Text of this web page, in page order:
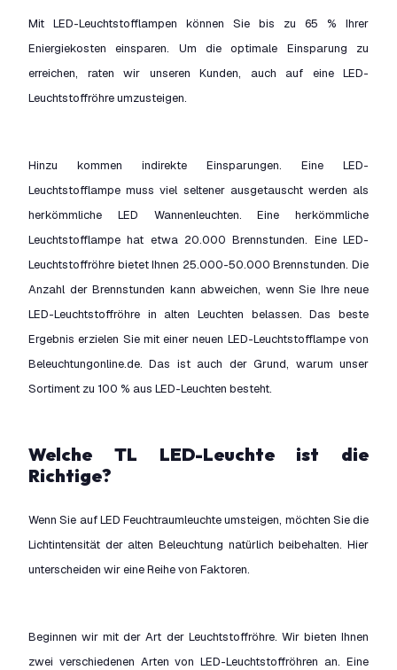
Mit LED-Leuchtstofflampen können Sie bis zu 65 % Ihrer
Eniergiekosten einsparen. Um die optimale Einsparung zu
erreichen, raten wir unseren Kunden, auch auf eine LED-
Leuchtstoffröhre umzusteigen.
Hinzu kommen indirekte Einsparungen. Eine LED-
Leuchtstofflampe muss viel seltener ausgetauscht werden als
herkömmliche LED Wannenleuchten. Eine herkömmliche
Leuchtstofflampe hat etwa 20.000 Brennstunden. Eine LED-
Leuchtstoffröhre bietet Ihnen 25.000-50.000 Brennstunden. Die
Anzahl der Brennstunden kann abweichen, wenn Sie Ihre neue
LED-Leuchtstoffröhre in alten Leuchten belassen. Das beste
Ergebnis erzielen Sie mit einer neuen LED-Leuchtstofflampe von
Beleuchtungonline.de. Das ist auch der Grund, warum unser
Sortiment zu 100 % aus LED-Leuchten besteht.
Welche TL LED-Leuchte ist die
Richtige?
Wenn Sie auf LED Feuchtraumleuchte umsteigen, möchten Sie die
Lichtintensität der alten Beleuchtung natürlich beibehalten. Hier
unterscheiden wir eine Reihe von Faktoren.
Beginnen wir mit der Art der Leuchtstoffröhre. Wir bieten Ihnen
zwei verschiedenen Arten von LED-Leuchtstoffröhren an. Eine